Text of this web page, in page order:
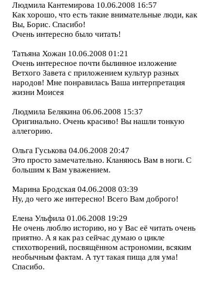
Людмила Кантемирова 10.06.2008 16:57
Как хорошо, что есть такие внимательные люди, как
Вы, Борис. Спасибо!
Очень интересно было читать!
Татьяна Хожан 10.06.2008 01:21
Очень интересное почти былинное изложение
Ветхого Завета с приложением культур разных
народов! Мне понравилась Ваша интерпретация
жизни Моисея
Людмила Белякина 06.06.2008 15:37
Оригинально. Очень красиво! Вы нашли тонкую
аллегорию.
Ольга Гуськова 04.06.2008 20:47
Это просто замечательно. Кланяюсь Вам в ноги. С
большим к Вам уважением.
Марина Бродская 04.06.2008 03:39
Ну, до чего же интересно! Всего Вам доброго!
Елена Ульфила 01.06.2008 19:29
Не очень люблю историю, но у Вас её читать очень
приятно. А я как раз сейчас думаю о цикле
стихотворений, посвящённом астрономии, всяким
необычным фактам. А тут такая пища для ума!
Спасибо.